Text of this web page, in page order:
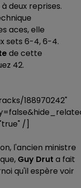
deux reprises.
aces, elle
sets 6-4, 6-4.
de cette
42.
188970242"
/]
l'ancien ministre
Guy Drut a fait
qu'il espère voir